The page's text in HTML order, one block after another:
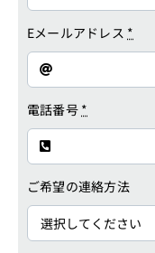
電話番号*
ご希望の連絡方法
お問合せ項目
ロス防止（万引き